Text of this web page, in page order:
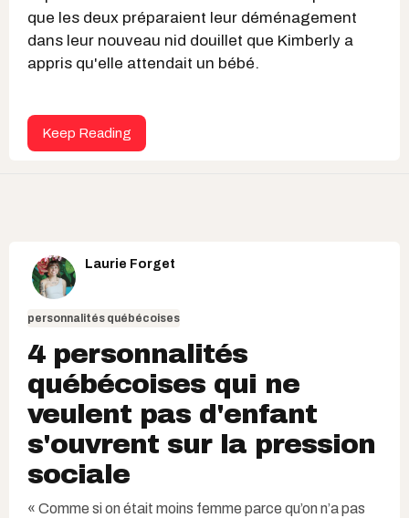
que les deux préparaient leur déménagement
dans leur nouveau nid douillet que Kimberly a
appris qu'elle attendait un bébé.
Keep Reading
Laurie Forget
personnalités québécoises
4 personnalités
québécoises qui ne
veulent pas d'enfant
s'ouvrent sur la pression
sociale
« Comme si on était moins femme parce qu’on n’a pas